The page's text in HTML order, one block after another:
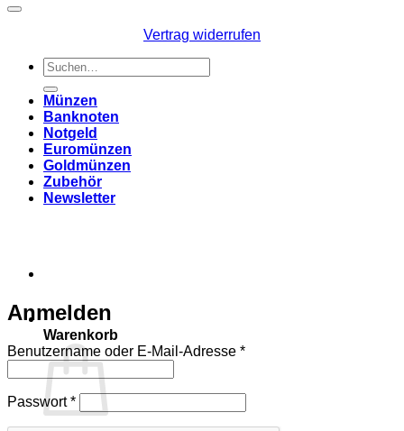
Warenkorb
Vertrag widerrufen
Suchen
nach:
Münzen
Banknoten
Notgeld
Euromünzen
Goldmünzen
Zubehör
Newsletter
Anmelden
Benutzername oder E-Mail-Adresse *Erforderlich
Passwort*Erforderlich